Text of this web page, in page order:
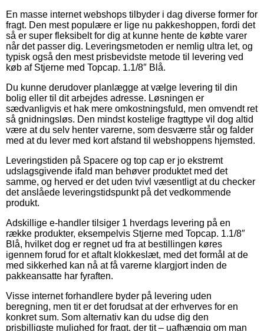
En masse internet webshops tilbyder i dag diverse former for
fragt. Den mest populære er lige nu pakkeshoppen, fordi det
så er super fleksibelt for dig at kunne hente de købte varer
når det passer dig. Leveringsmetoden er nemlig ultra let, og
typisk også den mest prisbevidste metode til levering ved
køb af Stjerne med Topcap. 1.1/8″ Blå.
Du kunne derudover planlægge at vælge levering til din
bolig eller til dit arbejdes adresse. Løsningen er
sædvanligvis et hak mere omkostningsfuld, men omvendt ret
så gnidningsløs. Den mindst kostelige fragttype vil dog altid
være at du selv henter varerne, som desværre står og falder
med at du lever med kort afstand til webshoppens hjemsted.
Leveringstiden på Spacere og top cap er jo ekstremt
udslagsgivende ifald man behøver produktet med det
samme, og herved er det uden tvivl væsentligt at du checker
det anslåede leveringstidspunkt på det vedkommende
produkt.
Adskillige e-handler tilsiger 1 hverdags levering på en
række produkter, eksempelvis Stjerne med Topcap. 1.1/8″
Blå, hvilket dog er regnet ud fra at bestillingen køres
igennem forud for et aftalt klokkeslæt, med det formål at de
med sikkerhed kan nå at få varerne klargjort inden de
pakkeansatte har fyraften.
Visse internet forhandlere byder på levering uden
beregning, men tit er det forudsat at der erhverves for en
konkret sum. Som alternativ kan du udse dig den
prisbilligste mulighed for fragt, der tit – uafhængig om man